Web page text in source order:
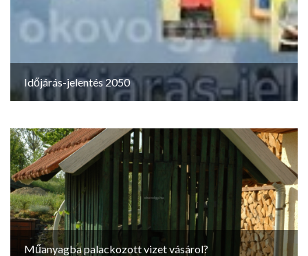
Időjárás-jelentés 2050
Műanyagba palackozott vizet vásárol?